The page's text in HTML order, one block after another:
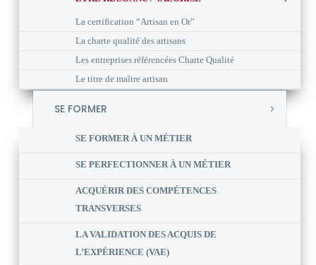
La certification “Artisan en Or”
La charte qualité des artisans
Les entreprises référencées Charte Qualité
Le titre de maître artisan
SE FORMER
SE FORMER À UN MÉTIER
SE PERFECTIONNER À UN MÉTIER
ACQUÉRIR DES COMPÉTENCES
TRANSVERSES
LA VALIDATION DES ACQUIS DE
L’EXPÉRIENCE (VAE)